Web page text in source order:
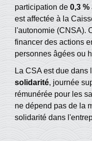
participation de 0,3 %
est affectée à la
l'autonomie (CNSA).
financer des actions
personnes âgées ou
La CSA est due dans
solidarité, journée
rémunérée pour les
ne dépend pas de la
solidarité dans